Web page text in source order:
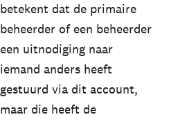
betekent dat de primaire
beheerder of een beheerder
een uitnodiging naar
iemand anders heeft
gestuurd via dit account,
maar die heeft de